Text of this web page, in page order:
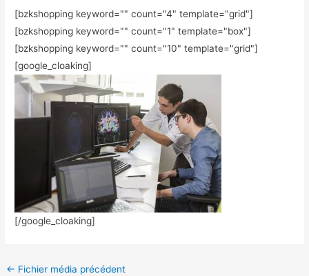
[bzkshopping keyword="" count="4" template="grid"]
[bzkshopping keyword="" count="1" template="box"]
[bzkshopping keyword="" count="10" template="grid"]
[google_cloaking]
[/google_cloaking]
← Fichier média précédent